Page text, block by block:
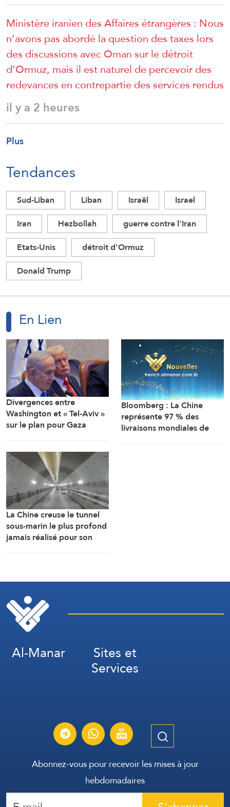
Ministère iranien des Affaires étrangères : Nous
n’avons pas abordé la question des taxes lors
des discussions avec Oman sur le détroit
d’Ormuz, mais il est naturel de percevoir des
redevances en contrepartie des services rendus
il y a 2 heures
Plus
Tendances
Sud-Liban Liban Israël
Israel
Iran
Hezbollah
guerre contre l'Iran
Etats-Unis
détroit d'Ormuz
Donald Trump
En Lien
Divergences entre
Washington et « Tel-Aviv »
sur le plan pour Gaza
Bloomberg : La Chine
représente 97 % des
livraisons mondiales de
La Chine creuse le tunnel
sous-marin le plus profond
jamais réalisé pour son
Al-Manar Sites et
Services
Abonnez-vous pour recevoir les mises à jour
hebdomadaires